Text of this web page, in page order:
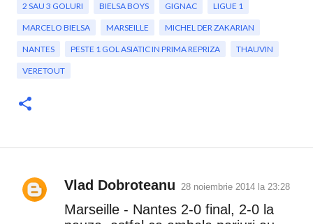
2 SAU 3 GOLURI BIELSA BOYS GIGNAC LIGUE 1
MARCELO BIELSA MARSEILLE MICHEL DER ZAKARIAN
NANTES PESTE 1 GOL ASIATIC IN PRIMA REPRIZA THAUVIN
VERETOUT
C
Vlad Dobroteanu 28 noiembrie 2014 la 23:28
Marseille - Nantes 2-0 final, 2-0 la